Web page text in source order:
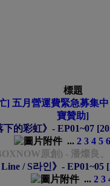
標題
] 五月營運費緊急募集
寶贊助]
的彩虹》- EP01~07
... 2 3 4 5 6
原創) - 潘燦良
/ S라인》- EP01~05
... 2 3